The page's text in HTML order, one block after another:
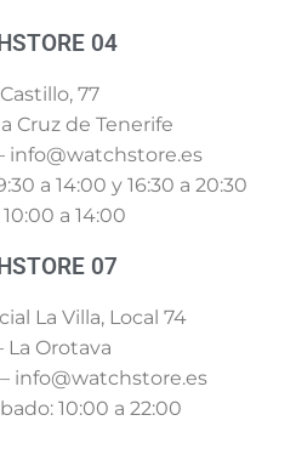
04
77
Cruz de Tenerife
info@watchstore.es
a 14:00 y 16:30 a 20:30
a 14:00
07
La Villa, Local 74
La Orotava
info@watchstore.es
10:00 a 22:00